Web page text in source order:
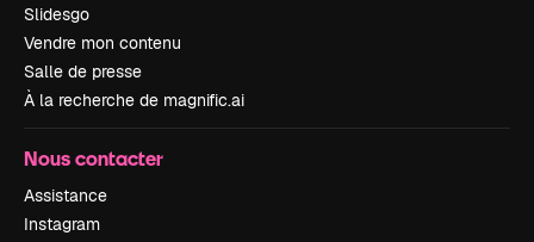
Slidesgo
Vendre mon contenu
Salle de presse
À la recherche de magnific.ai
Nous contacter
Assistance
Instagram